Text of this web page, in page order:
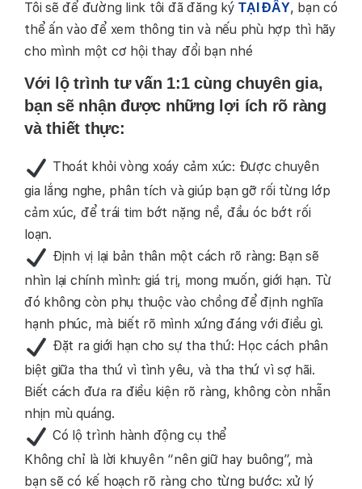
Tôi sẽ để đường link tôi đã đăng kýTẠI ĐÂY, bạn có
thể ấn vào để xem thông tin và nếu phù hợp thì hãy
cho mình một cơ hội thay đổi bạn nhé
Với lộ trình tư vấn 1:1 cùng chuyên gia,
bạn sẽ nhận được những lợi ích rõ ràng
và thiết thực:
Thoát khỏi vòng xoáy cảm xúc: Được chuyên
gia lắng nghe, phân tích và giúp bạn gỡ rối từng lớp
cảm xúc, để trái tim bớt nặng nề, đầu óc bớt rối
loạn.
Định vị lại bản thân một cách rõ ràng: Bạn sẽ
nhìn lại chính mình: giá trị, mong muốn, giới hạn. Từ
đó không còn phụ thuộc vào chồng để định nghĩa
hạnh phúc, mà biết rõ mình xứng đáng với điều gì.
Đặt ra giới hạn cho sự tha thứ: Học cách phân
biệt giữa tha thứ vì tình yêu, và tha thứ vì sợ hãi.
Biết cách đưa ra điều kiện rõ ràng, không còn nhẫn
nhịn mù quáng.
Có lộ trình hành động cụ thể
Không chỉ là lời khuyên “nên giữ hay buông”, mà
bạn sẽ có kế hoạch rõ ràng cho từng bước: xử lý